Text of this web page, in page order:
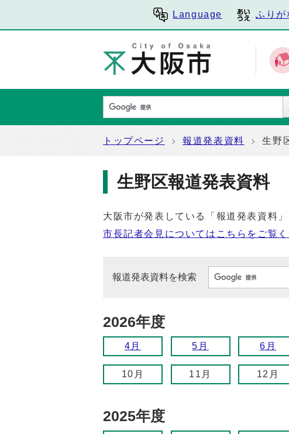
Language ふりが
トップページ 報道発表資料 生野
生野区報道発表資料
大阪市が発表している「報道発表資料」
市長記者会見についてはこちらをご覧く
報道発表資料を検索
2026年度
4月 5月 6月
10月 11月 12月
2025年度